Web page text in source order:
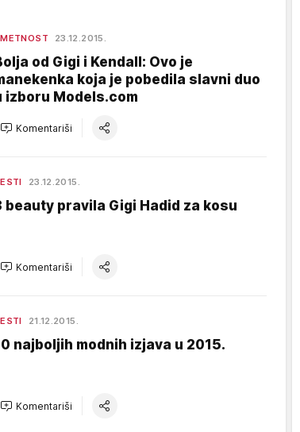
23.12.2015.
od Gigi i Kendall: Ovo je
koja je pobedila slavni duo
izboru Models.com
Komentariši
23.12.2015.
beauty pravila Gigi Hadid za kosu
Komentariši
21.12.2015.
najboljih modnih izjava u 2015.
Komentariši